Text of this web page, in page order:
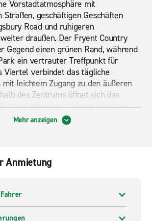
Vorstadtatmosphäre mit
Straßen, geschäftigen Geschäften
Road und ruhigeren
draußen. Der Fryent Country
Gegend einen grünen Rand, während
ein vertrauter Treffpunkt für
Viertel verbindet das tägliche
mit leichtem Zugang zu den äußeren
des Zentrums öffnet sich das
Wembley, Harrow und dem
Kingsbury ist somit eine
für Reisen durch den Norden Londons
Kingsbury gibt Ihnen die Freiheit,
Watford fahren oder einen
in die Chilterns
der Autovermietung London
Mehr anzeigen
Anmietung